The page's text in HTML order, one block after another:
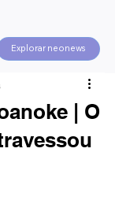
Explorar neonews
| O